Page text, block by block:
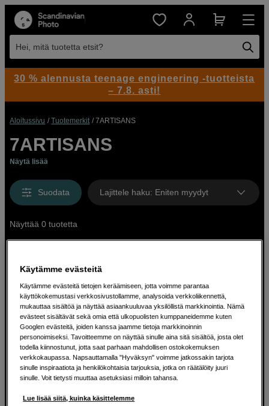
Hei, mitä tuotetta etsit?
Aloitussivu Tuotemerkit 7ARTISANS
7ARTISANS
Näytä lisää
Suodata Lajittele haku: Eniten myydyt
Näyttää 0 tuotetta
Ratkaisuja luoville ihmisille jo vuodesta
1982
Olemme Scandinavian Photolla jo yli 40 vuoden ajan
auttaneet luovia ihmisiä toteuttamaan visioitaan.
Tarjoamme inspiraatiota, asiantuntemusta ja tuotteita
muun muassa valokuvauksen, äänen, videokuvauksen ja
30 % alennusta teenage engineering -tuotteista
– 7.8. asti!
Käytämme evästeitä
Käytämme evästeitä tietojen keräämiseen, jotta voimme parantaa
käyttökokemustasi verkkosivustollamme, analysoida verkkoliikennettä,
mukauttaa sisältöä ja näyttää asiaankuuluvaa yksilöllistä markkinointia. Nämä
evästeet sisältävät sekä omia että ulkopuolisten kumppaneidemme kuten
Googlen evästeitä, joiden kanssa jaamme tietoja markkinoinnin
personoimiseksi. Tavoitteemme on näyttää sinulle aina sitä sisältöä, josta olet
todella kiinnostunut, jotta saat parhaan mahdollisen ostokokemuksen
verkkokaupassa. Napsauttamalla "Hyväksyn" voimme jatkossakin tarjota
sinulle inspiraatiota ja henkilökohtaisia tarjouksia, jotka on räätälöity juuri
sinulle. Voit tietysti muuttaa asetuksiasi milloin tahansa.
Lue lisää siitä, kuinka käsittelemme